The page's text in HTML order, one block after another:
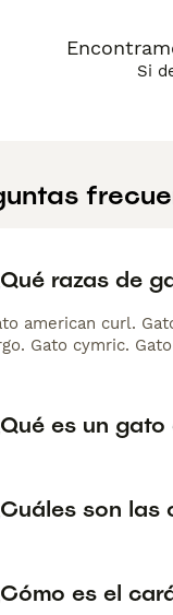
Si
razas de
american curl.
Gato cymric.
es un
son
es el